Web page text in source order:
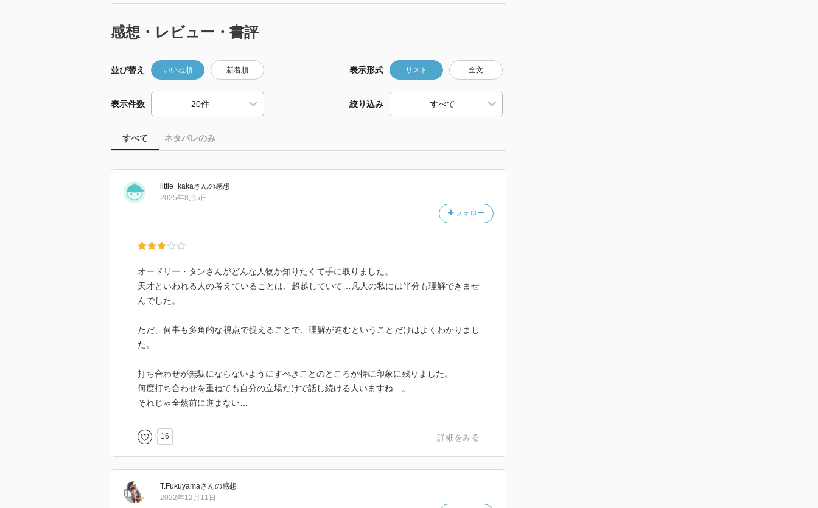
感想・レビュー・書評
並び替え いいね順 新着順 表示形式 リスト 全文
表示件数 絞り込み
すべて ネタバレのみ
little_kakaさんの感想
フォロー
2025年8月5日
オードリー・タンさんがどんな人物か知りたくて手に取りました。
天才といわれる人の考えていることは、超越していて…凡人の私には半分も理解できませ
んでした。
ただ、何事も多角的な視点で捉えることで、理解が進むということだけはよくわかりまし
た。
打ち合わせが無駄にならないようにすべきことのところが特に印象に残りました。
何度打ち合わせを重ねても自分の立場だけで話し続ける人いますね…。
それじゃ全然前に進まない…
16 詳細をみる
T.Fukuyamaさんの感想
2022年12月11日